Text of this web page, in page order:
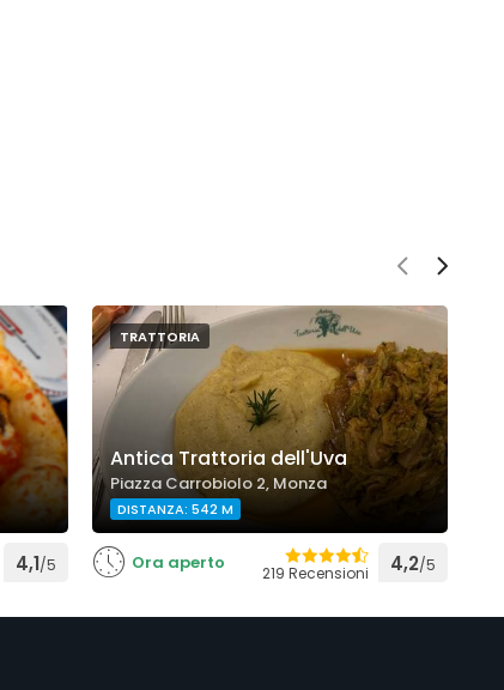
4,1/5
TRATTORIA
Antica Trattoria dell'Uva
Piazza Carrobiolo 2, Monza
DISTANZA: 542 M
Ora aperto 219 Recensioni 4,2/5